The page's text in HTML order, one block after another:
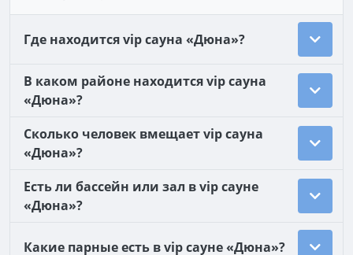
Где находится vip сауна «Дюна»?
В каком районе находится vip сауна
«Дюна»?
Сколько человек вмещает vip сауна
«Дюна»?
Есть ли бассейн или зал в vip сауне
«Дюна»?
Какие парные есть в vip сауне «Дюна»?